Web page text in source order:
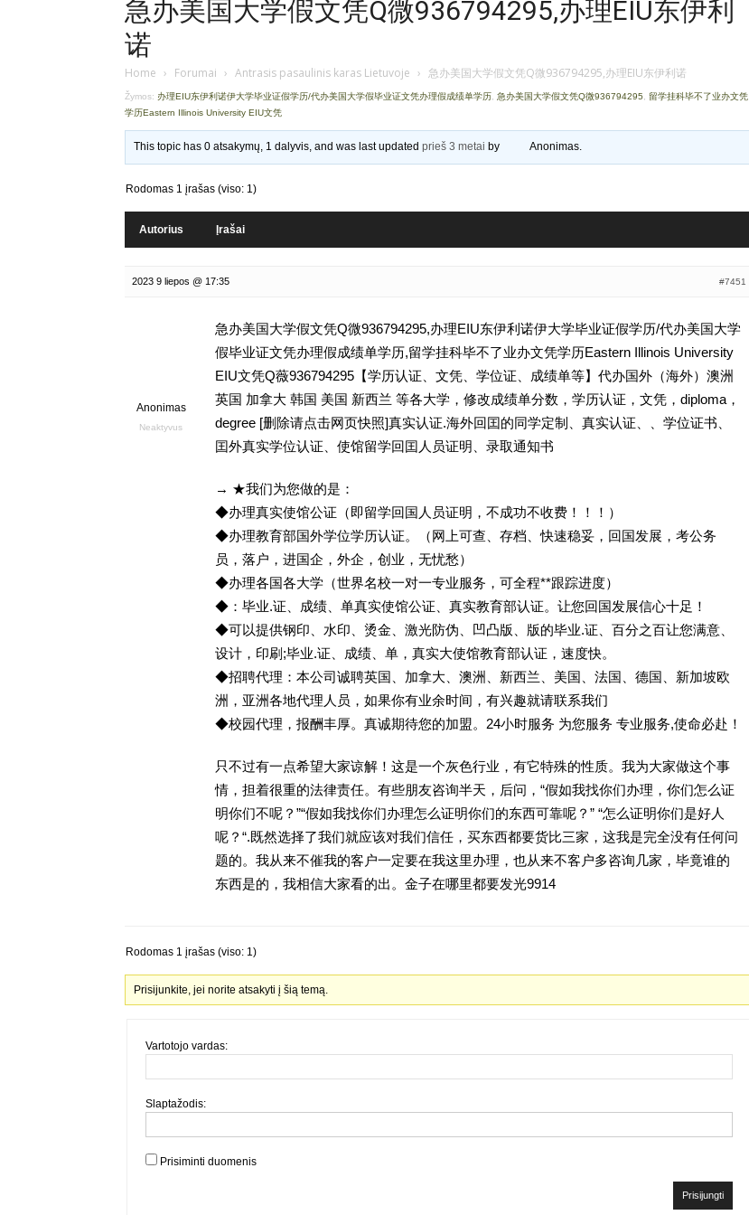
急办美国大学假文凭Q微936794295,办理EIU东伊利
诺
Home › Forumai › Antrasis pasaulinis karas Lietuvoje › 急办美国大学假文凭Q微936794295,办理EIU东伊利诺
Žymos: 办理EIU东伊利诺伊大学毕业证假学历/代办美国大学假毕业证文凭办理假成绩单学历 急办美国大学假文凭Q微936794295
留学挂科毕不了业办文凭
学历Eastern Illinois University EIU文凭
This topic has 0 atsakymų, 1 dalyvis, and was last updatedprieš 3 metai by Anonimas.
Rodomas 1 įrašas (viso: 1)
Autorius Įrašai
2023 9 liepos @ 17:35 #7451
Anonimas
Neaktyvus
急办美国大学假文凭Q微936794295,办理EIU东伊利诺伊大学毕业证假学历/代办美国大学
假毕业证文凭办理假成绩单学历,留学挂科毕不了业办文凭学历Eastern Illinois University
EIU文凭Q薇936794295【学历认证、文凭、学位证、成绩单等】代办国外（海外）澳洲
英国 加拿大 韩国 美国 新西兰 等各大学，修改成绩单分数，学历认证，文凭，diploma，
degree [删除请点击网页快照]真实认证.海外回囯的同学定制、真实认证、、学位证书、
囯外真实学位认证、使馆留学回囯人员证明、录取通知书
→ ★我们为您做的是：
◆办理真实使馆公证（即留学回国人员证明，不成功不收费！！！）
◆办理教育部国外学位学历认证。（网上可查、存档、快速稳妥，回国发展，考公务
员，落户，进国企，外企，创业，无忧愁）
◆办理各国各大学（世界名校一对一专业服务，可全程**跟踪进度）
◆：毕业.证、成绩、单真实使馆公证、真实教育部认证。让您回国发展信心十足！
◆可以提供钢印、水印、烫金、激光防伪、凹凸版、版的毕业.证、百分之百让您满意、
设计，印刷;毕业.证、成绩、单，真实大使馆教育部认证，速度快。
◆招聘代理：本公司诚聘英国、加拿大、澳洲、新西兰、美国、法国、德国、新加坡欧
洲，亚洲各地代理人员，如果你有业余时间，有兴趣就请联系我们
◆校园代理，报酬丰厚。真诚期待您的加盟。24小时服务 为您服务 专业服务,使命必赴！
只不过有一点希望大家谅解！这是一个灰色行业，有它特殊的性质。我为大家做这个事
情，担着很重的法律责任。有些朋友咨询半天，后问，“假如我找你们办理，你们怎么证
明你们不呢？”“假如我找你们办理怎么证明你们的东西可靠呢？” “怎么证明你们是好人
呢？“.既然选择了我们就应该对我们信任，买东西都要货比三家，这我是完全没有任何问
题的。我从来不催我的客户一定要在我这里办理，也从来不客户多咨询几家，毕竟谁的
东西是的，我相信大家看的出。金子在哪里都要发光9914
Rodomas 1 įrašas (viso: 1)
Prisijunkite, jei norite atsakyti į šią temą.
Vartotojo vardas:
Slaptažodis:
Prisiminti duomenis
Prisijungti